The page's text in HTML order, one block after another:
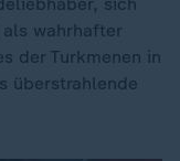
wahrhafter
der Turkmenen in
überstrahlende